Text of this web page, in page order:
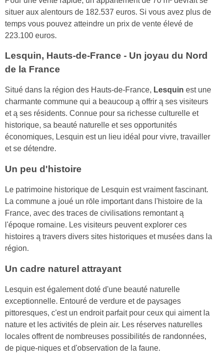
situer aux alentours de 182.537 euros. Si vous avez plus de
temps vous pouvez atteindre un prix de vente élevé de
223.100 euros.
Lesquin, Hauts-de-France - Un joyau du Nord
de la France
Situé dans la région des Hauts-de-France, Lesquin est une
charmante commune qui a beaucoup ą offrir ą ses visiteurs
et ą ses résidents. Connue pour sa richesse culturelle et
historique, sa beauté naturelle et ses opportunités
économiques, Lesquin est un lieu idéal pour vivre, travailler
et se détendre.
Un peu d'histoire
Le patrimoine historique de Lesquin est vraiment fascinant.
La commune a joué un rōle important dans l'histoire de la
France, avec des traces de civilisations remontant ą
l'époque romaine. Les visiteurs peuvent explorer ces
histoires ą travers divers sites historiques et musées dans la
région.
Un cadre naturel attrayant
Lesquin est également doté d'une beauté naturelle
exceptionnelle. Entouré de verdure et de paysages
pittoresques, c'est un endroit parfait pour ceux qui aiment la
nature et les activités de plein air. Les réserves naturelles
locales offrent de nombreuses possibilités de randonnées,
de pique-niques et d'observation de la faune.